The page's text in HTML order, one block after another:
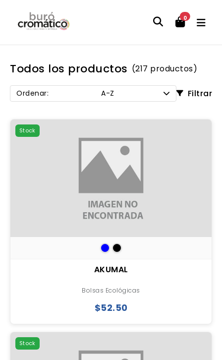
0
Todos los productos (217 productos)
Ordenar: A-Z Filtrar
Stock
AKUMAL
Bolsas Ecológicas
$52.50
Stock